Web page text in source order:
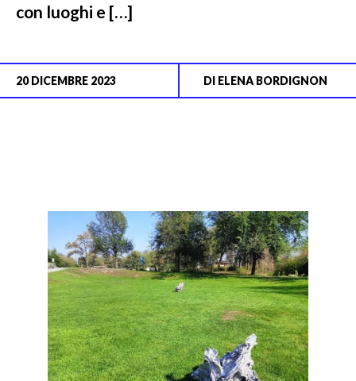
con luoghi e […]
20 DICEMBRE 2023 DI ELENA BORDIGNON